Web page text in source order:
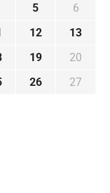
5
6
12
13
19
20
26
27